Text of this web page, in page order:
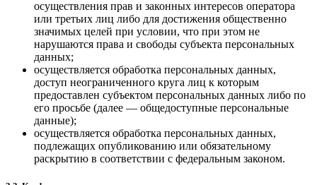
осуществления прав и законных интересов оператора
или третьих лиц либо для достижения общественно
значимых целей при условии, что при этом не
нарушаются права и свободы субъекта персональных
данных;
осуществляется обработка персональных данных,
доступ неограниченного круга лиц к которым
предоставлен субъектом персональных данных либо по
его просьбе (далее — общедоступные персональные
данные);
осуществляется обработка персональных данных,
подлежащих опубликованию или обязательному
раскрытию в соответствии с федеральным законом.